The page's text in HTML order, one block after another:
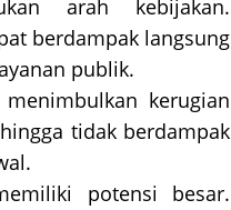
arah kebijakan.
berdampak langsung
publik.
kerugian
tidak berdampak
potensi besar.